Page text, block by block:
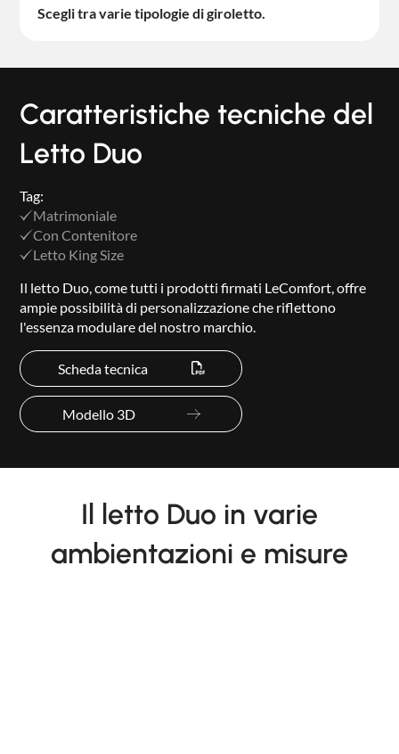
Scegli tra varie tipologie di giroletto.
Caratteristiche tecniche del
Letto Duo
Tag:
Matrimoniale
Con Contenitore
Letto King Size
Il letto Duo, come tutti i prodotti firmati LeComfort, offre
ampie possibilità di personalizzazione che riflettono
l'essenza modulare del nostro marchio.
Scheda tecnica
Modello 3D
Il letto Duo in varie
ambientazioni e misure